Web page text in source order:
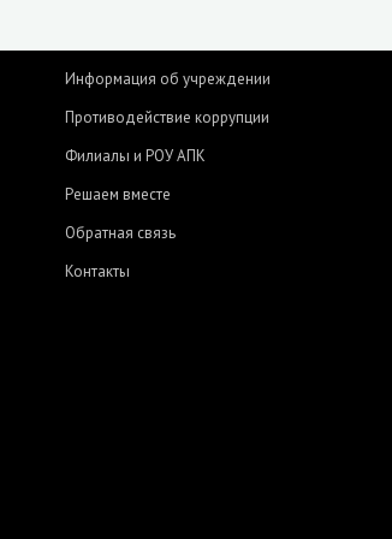
Информация об учреждении
Противодействие коррупции
Филиалы и РОУ АПК
Решаем вместе
Обратная связь
Контакты